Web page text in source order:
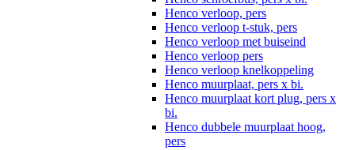
Henco verloop, pers
Henco verloop t-stuk, pers
Henco verloop met buiseind
Henco verloop pers
Henco verloop knelkoppeling
Henco muurplaat, pers x bi.
Henco muurplaat kort plug, pers x
bi.
Henco dubbele muurplaat hoog,
pers